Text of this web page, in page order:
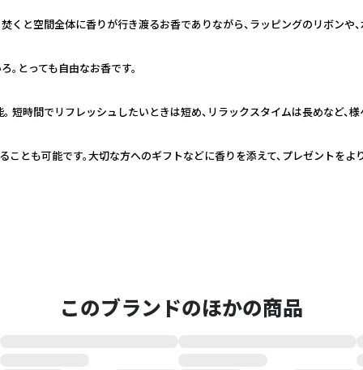
くと空間全体に香りが行き渡るお香でありながら、ラッピングのリボンや
とっても自由なお香です。
短時間でリフレッシュしたいときは短め、リラックスタイムは長めなど、
ことも可能です。大切な方へのギフトなどに香りを添えて、プレゼントをよ
このブランドのほかの商品